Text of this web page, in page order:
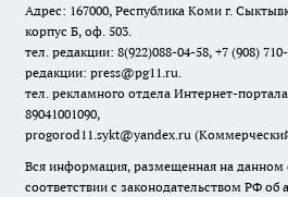
Адрес: 167000, Республика Коми г.
корпус Б, оф. 503.
тел. редакции: 8(922)088-04-58, +7 (908)
редакции: press@pg11.ru.
тел. рекламного отдела Интернет-
89041001090,
progorod11.sykt@yandex.ru
Вся информация, размещенная на данном
соответствии с законодательством РФ об